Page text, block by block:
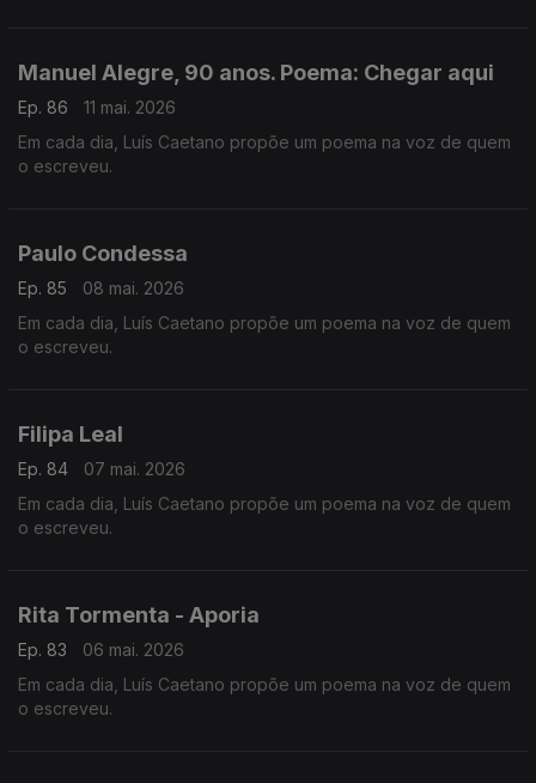
Manuel Alegre, 90 anos. Poema: Chegar aqui
Ep. 86
11 mai. 2026
Em cada dia, Luís Caetano propõe um poema na voz de quem
o escreveu.
Paulo Condessa
Ep. 85
08 mai. 2026
Em cada dia, Luís Caetano propõe um poema na voz de quem
o escreveu.
Filipa Leal
Ep. 84
07 mai. 2026
Em cada dia, Luís Caetano propõe um poema na voz de quem
o escreveu.
Rita Tormenta - Aporia
Ep. 83
06 mai. 2026
Em cada dia, Luís Caetano propõe um poema na voz de quem
o escreveu.